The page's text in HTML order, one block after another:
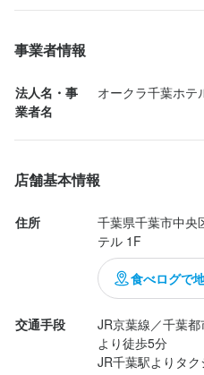
念。その代わりにいただいた ロ
さで、肉の柔らかさとソースの
デザートも種類豊富で、特に孫
に夢中。見た目にも楽しく、子
題でゆっくり楽しむことができま
総じて、家族のお祝いにぴった
イムを過ごせました。また機会が...
事業者情報
法人名・事
業者名
オークラ千葉ホテ
店舗基本情報
住所
千葉県千葉市中央
テル 1F
食べログで
交通手段
JR京葉線／千葉都
より徒歩5分
JR千葉駅よりタ